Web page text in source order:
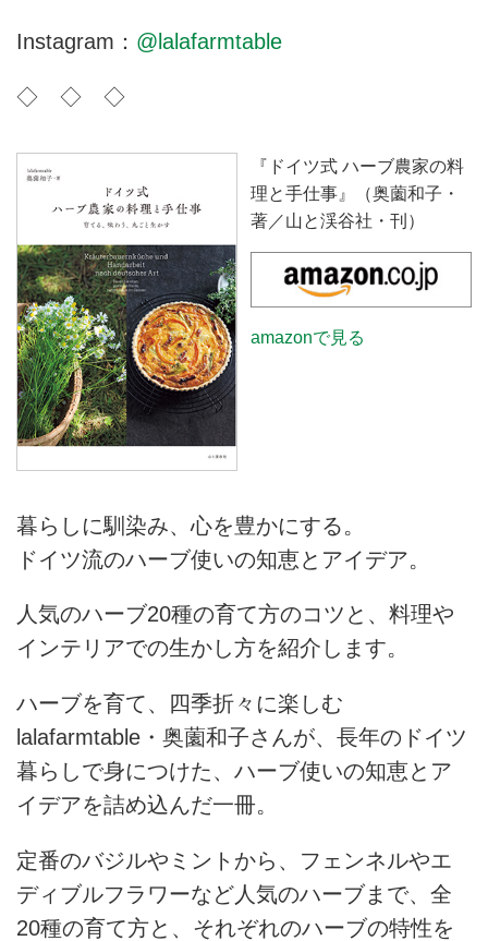
Instagram： @lalafarmtable
◇ ◇ ◇
『ドイツ式 ハーブ農家の料
理と手仕事』（奥薗和子・
著／山と渓谷社・刊）
amazonで見る
暮らしに馴染み、心を豊かにする。
ドイツ流のハーブ使いの知恵とアイデア。
人気のハーブ20種の育て方のコツと、料理や
インテリアでの生かし方を紹介します。
ハーブを育て、四季折々に楽しむ
lalafarmtable・奥薗和子さんが、長年のドイツ
暮らしで身につけた、ハーブ使いの知恵とア
イデアを詰め込んだ一冊。
定番のバジルやミントから、フェンネルやエ
ディブルフラワーなど人気のハーブまで、全
20種の育て方と、それぞれのハーブの特性を